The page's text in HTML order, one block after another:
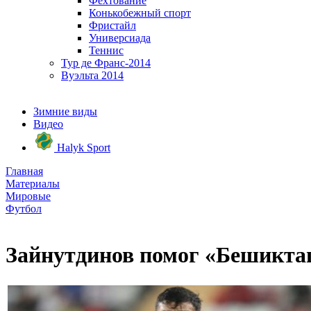
Конькобежный спорт
Фристайл
Универсиада
Теннис
Тур де Франс-2014
Вуэльта 2014
Зимние виды
Видео
Halyk Sport
Главная
Материалы
Мировые
Футбол
Зайнутдинов помог